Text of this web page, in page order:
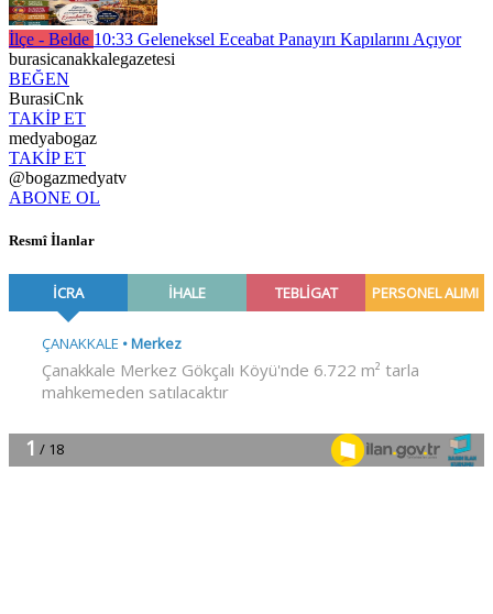
İlçe - Belde 10:33 Geleneksel Eceabat Panayırı Kapılarını Açıyor
burasicanakkalegazetesi
BEĞEN
BurasiCnk
TAKİP ET
medyabogaz
TAKİP ET
@bogazmedyatv
ABONE OL
Resmî İlanlar